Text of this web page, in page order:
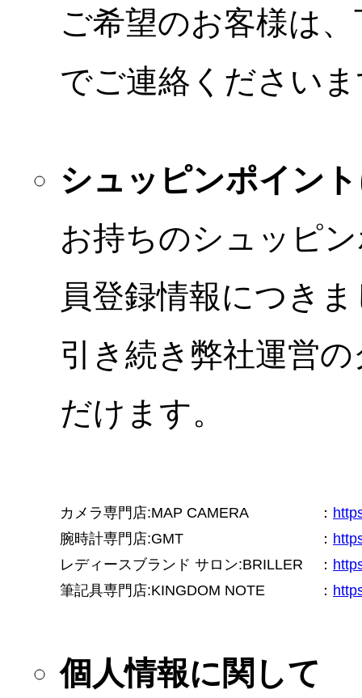
ご希望のお客様は
でご連絡ください
シュッピンポイン
お持ちのシュッピ
員登録情報につき
引き続き弊社運営
だけます。
カメラ専門店:MAP CAMERA ：
腕時計専門店:GMT
：
レディースブランド サロン:BRILLER
：
筆記具専門店:KINGDOM NOTE
：
個人情報に関して